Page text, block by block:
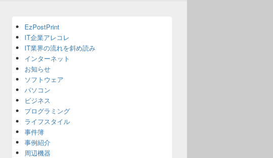
Sidebar
Widget
Area
EzPostPrint
IT企業アレコレ
IT業界の流れを斜め読み
インターネット
お知らせ
ソフトウェア
パソコン
ビジネス
プログラミング
ライフスタイル
事件簿
事例紹介
周辺機器